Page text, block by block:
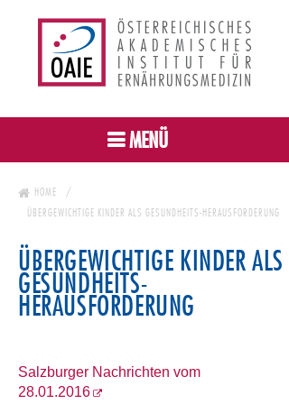
MENÜ
HOME
ÜBERGEWICHTIGE KINDER ALS GESUNDHEITS-HERAUSFORDERUNG
ÜBERGEWICHTIGE KINDER ALS
GESUNDHEITS-
HERAUSFORDERUNG
Salzburger Nachrichten vom
28.01.2016